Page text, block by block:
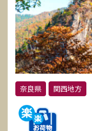
奈良県 関西地方